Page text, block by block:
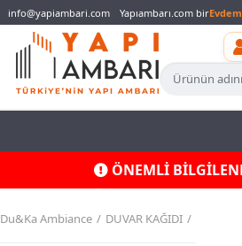
info@yapiambari.com Yapıambarı.com bir
ÖNEMLİ
Du&Ka Ambiance DUVAR KAĞIDI